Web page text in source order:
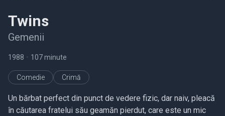
Twins
Gemenii
1988 • 107 minute
Comedie Crimă
Un bărbat perfect din punct de vedere fizic, dar naiv, pleacă
în căutarea fratelui său geamăn pierdut, care este un mic